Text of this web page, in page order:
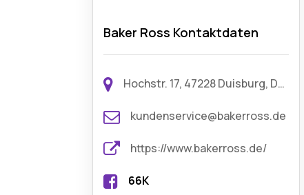
Baker Ross Kontaktdaten
Hochstr. 17, 47228 Duisburg, Deutschland
kundenservice@bakerross.de
https://www.bakerross.de/
66K